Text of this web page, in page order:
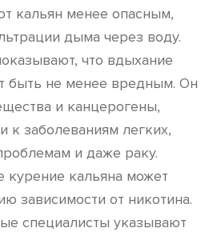
кальян менее опасным,
дыма через воду.
что вдыхание
быть не менее вредным. Он
и канцерогены,
к заболеваниям легких,
и даже раку.
курение кальяна может
зависимости от никотина.
специалисты указывают